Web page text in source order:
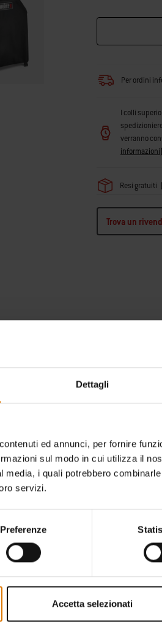
Dettagli
ed annunci, per fornire
sul modo in cui utilizza il
media, i quali potrebbero
servizi.
Preferenze
Accetta selezionati
Per ordini
I colli
verranno
informazioni)
Resi gratuiti (
Trova un
H x 15cm L x 5,1cm P
dire gli altri